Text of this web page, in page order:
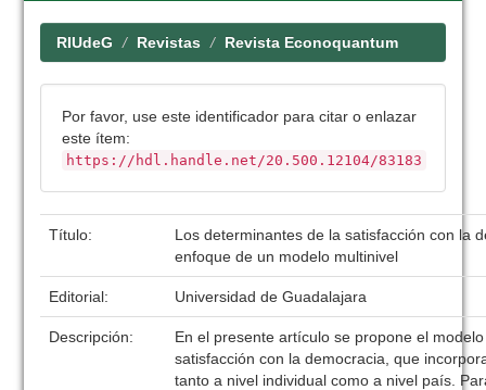
RIUdeG Revistas Revista Econoquantum
Por favor, use este identificador para citar o enlazar
este ítem:
https://hdl.handle.net/20.500.12104/83183
Título:
Los determinantes de la satisfacción con la
enfoque de un modelo multinivel
Editorial: Universidad de Guadalajara
Descripción:
En el presente artículo se propone el
satisfacción con la democracia, que
tanto a nivel individual como a nivel país.